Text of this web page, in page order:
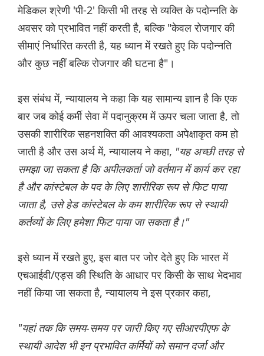
मेडिकल श्रेणी 'पी-2' किसी भी तरह से व्यक्ति के पदोन्नति के
अवसर को प्रभावित नहीं करती है, बल्कि "केवल रोजगार की
सीमाएं निर्धारित करती है, यह ध्यान में रखते हुए कि पदोन्नति
और कुछ नहीं बल्कि रोजगार की घटना है"।
इस संबंध में, न्यायालय ने कहा कि यह सामान्य ज्ञान है कि एक
बार जब कोई कर्मी सेवा में पदानुक्रम में ऊपर चला जाता है, तो
उसकी शारीरिक सहनशक्ति की आवश्यकता अपेक्षाकृत कम हो
जाती है और उस अर्थ में, न्यायालय ने कहा, "यह अच्छी तरह से
समझा जा सकता है कि अपीलकर्ता जो वर्तमान में कार्य कर रहा
है और कांस्टेबल के पद के लिए शारीरिक रूप से फिट पाया
जाता है, उसे हेड कांस्टेबल के कम शारीरिक रूप से स्थायी
कर्तव्यों के लिए हमेशा फिट पाया जा सकता है।"
इसे ध्यान में रखते हुए, इस बात पर जोर देते हुए कि भारत में
एचआईवी/एड्स की स्थिति के आधार पर किसी के साथ भेदभाव
नहीं किया जा सकता है, न्यायालय ने इस प्रकार कहा,
"यहां तक कि समय-समय पर जारी किए गए सीआरपीएफ के
स्थायी आदेश भी इन प्रभावित कर्मियों को समान दर्जा और